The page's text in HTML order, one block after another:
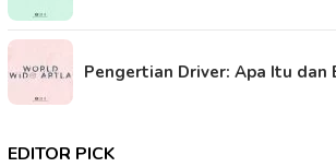
Pengertian Driver: Apa Itu dan
EDITOR PICK